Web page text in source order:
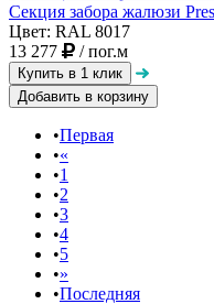
Секция забора жалюзи
Цвет: RAL 8017
13 277
/ пог.м
Добавить в корзину
Первая
«
1
2
3
4
5
»
Последняя